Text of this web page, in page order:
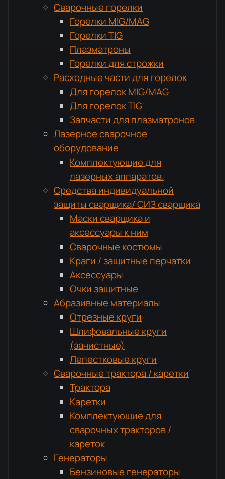
Сварочные горелки
Горелки MIG/MAG
Горелки TIG
Плазматроны
Горелки для строжки
Расходные части для горелок
Для горелок MIG/MAG
Для горелок TIG
Запчасти для плазматронов
Лазерное сварочное
оборудование
Комплектующие для
лазерных аппаратов.
Средства индивидуальной
защиты сварщика/ СИЗ сварщика
Маски сварщика и
аксессуары к ним
Сварочные костюмы
Краги / защитные перчатки
Аксессуары
Очки защитные
Абразивные материалы
Отрезные круги
Шлифовальные круги
(зачистные)
Лепестковые круги
Сварочные трактора / каретки
Трактора
Каретки
Комплектующие для
сварочных тракторов /
кареток
Генераторы
Бензиновые генераторы